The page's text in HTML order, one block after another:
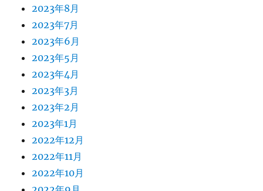
2023年8月
2023年7月
2023年6月
2023年5月
2023年4月
2023年3月
2023年2月
2023年1月
2022年12月
2022年11月
2022年10月